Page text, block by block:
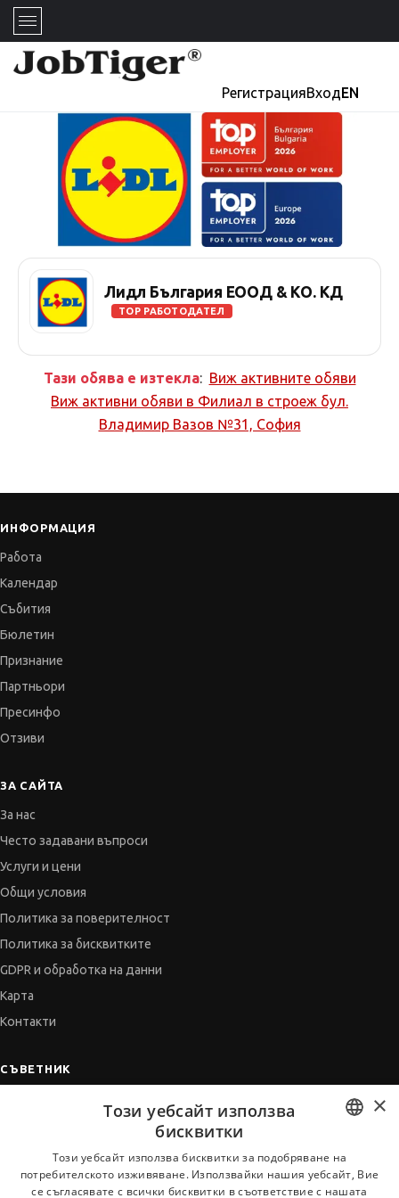
РегистрацияВходEN
Лидл България ЕООД & КО. КД
TOP РАБОТОДАТЕЛ
Тази обява е изтекла: Виж активните обяви
Виж активни обяви в Филиал в строеж бул.
Владимир Вазов №31, София
ИНФОРМАЦИЯ
Работа
Календар
Събития
Бюлетин
Признание
Партньори
Пресинфо
Отзиви
ЗА САЙТА
За нас
Често задавани въпроси
Услуги и цени
Общи условия
Политика за поверителност
Политика за бисквитките
GDPR и обработка на данни
Карта
Контакти
СЪВЕТНИК
Когато получим оферта
BULGARIAN
ENGLISH
×
Този уебсайт използва
бисквитки
Този уебсайт използва бисквитки за подобряване на
потребителското изживяване. Използвайки нашия уебсайт, Вие
се съгласявате с всички бисквитки в съответствие с нашата